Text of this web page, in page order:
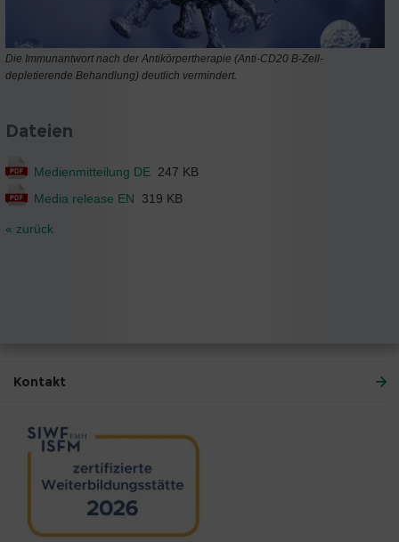
Die Immunantwort nach der Antikörpertherapie (Anti-CD20 B-Zell-
depletierende Behandlung) deutlich vermindert.
Dateien
Medienmitteilung DE 247 KB
Media release EN
319 KB
« zurück
Kontakt